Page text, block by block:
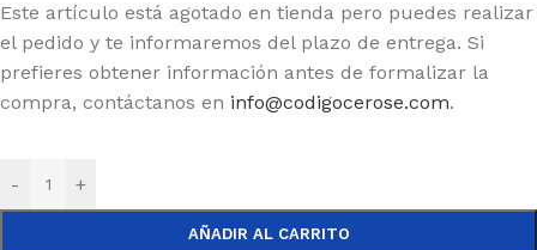
Este artículo está agotado en tienda pero puedes realizar
el pedido y te informaremos del plazo de entrega. Si
prefieres obtener información antes de formalizar la
compra, contáctanos en info@codigocerose.com.
- +
AÑADIR AL CARRITO